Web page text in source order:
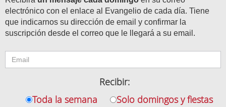
electrónico con el enlace al Evangelio de cada día. Tiene
que indicarnos su dirección de email y confirmar la
suscripción desde el correo que le llegará a su email.
Recibir:
Toda la semana
Solo domingos y fiestas